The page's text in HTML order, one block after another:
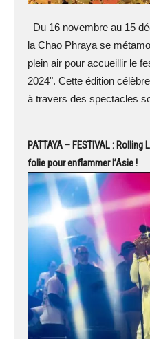
Du 16 novembre au 15
la Chao Phraya se
plein air pour accueillir le
2024". Cette édition
à travers des spectacles
PATTAYA – FESTIVAL :
folie pour enflammer l’Asie !